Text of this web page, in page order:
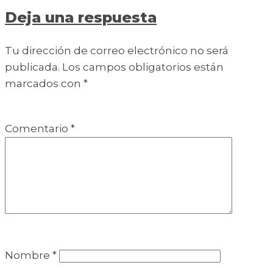
Deja una respuesta
Tu dirección de correo electrónico no será
publicada. Los campos obligatorios están
marcados con *
Comentario *
Nombre *